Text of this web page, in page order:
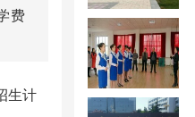
费
生计